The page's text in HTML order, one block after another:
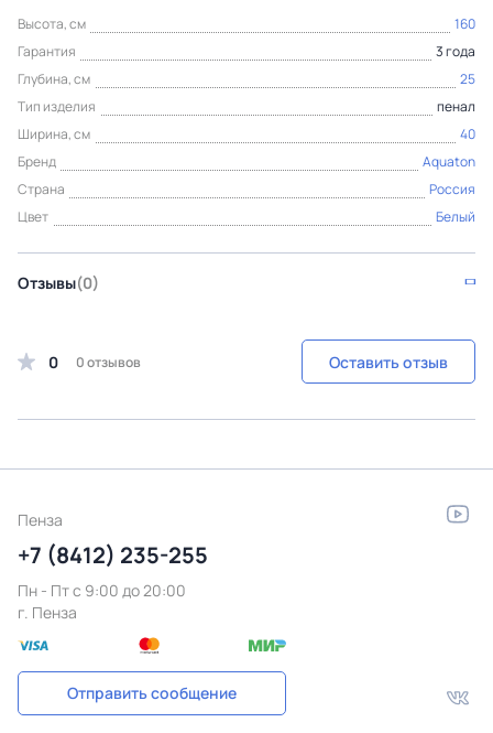
Высота, см
160
Гарантия
3 года
Глубина, см
25
Тип изделия
пенал
Ширина, см
40
Бренд
Aquaton
Страна
Россия
Цвет
Белый
Отзывы(0)
0 0 отзывов Оставить отзыв
Пенза
+7 (8412) 235-255
Пн - Пт c 9:00 до 20:00
г. Пенза
Отправить сообщение